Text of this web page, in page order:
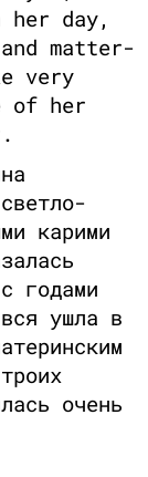
day,
matter-
very
of her
карими
годами
ушла в
очень